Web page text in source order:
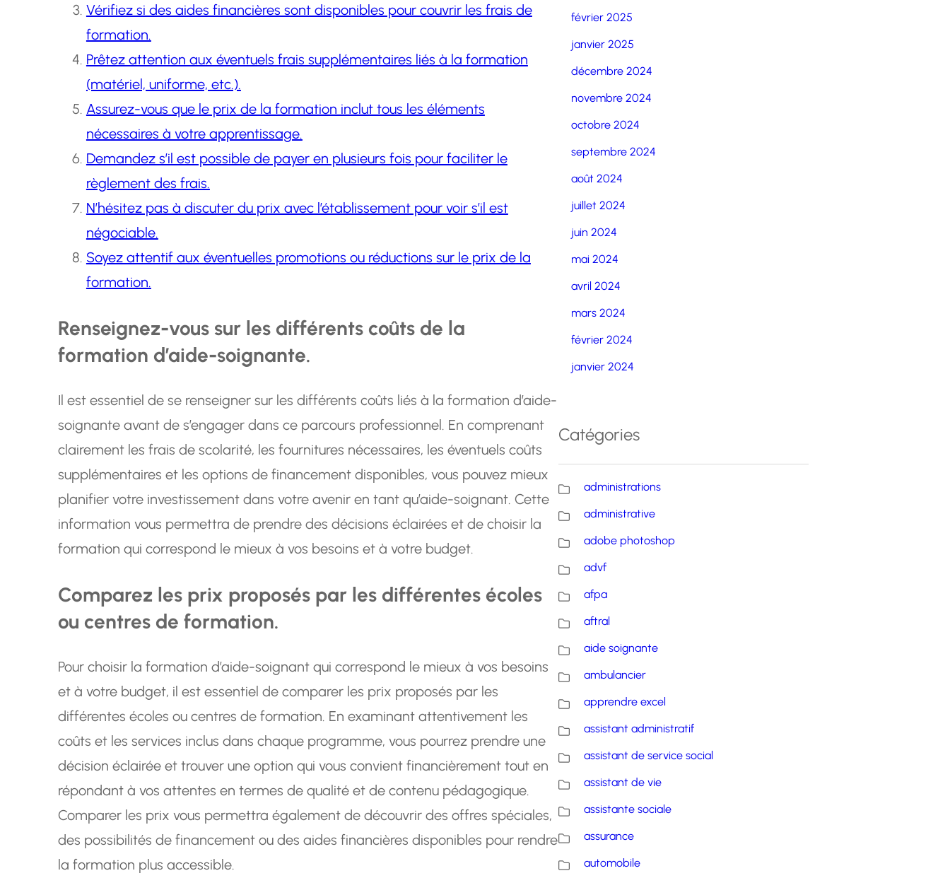
Vérifiez si des aides financières sont disponibles pour couvrir les frais de
formation.
Prêtez attention aux éventuels frais supplémentaires liés à la formation
(matériel, uniforme, etc.).
Assurez-vous que le prix de la formation inclut tous les éléments
nécessaires à votre apprentissage.
Demandez s’il est possible de payer en plusieurs fois pour faciliter le
règlement des frais.
N’hésitez pas à discuter du prix avec l’établissement pour voir s’il est
négociable.
Soyez attentif aux éventuelles promotions ou réductions sur le prix de la
formation.
Renseignez-vous sur les différents coûts de la
formation d’aide-soignante.
Il est essentiel de se renseigner sur les différents coûts liés à la formation d’aide-
soignante avant de s’engager dans ce parcours professionnel. En comprenant
clairement les frais de scolarité, les fournitures nécessaires, les éventuels coûts
supplémentaires et les options de financement disponibles, vous pouvez mieux
planifier votre investissement dans votre avenir en tant qu’aide-soignant. Cette
information vous permettra de prendre des décisions éclairées et de choisir la
formation qui correspond le mieux à vos besoins et à votre budget.
Comparez les prix proposés par les différentes écoles
ou centres de formation.
Pour choisir la formation d’aide-soignant qui correspond le mieux à vos besoins
et à votre budget, il est essentiel de comparer les prix proposés par les
différentes écoles ou centres de formation. En examinant attentivement les
coûts et les services inclus dans chaque programme, vous pourrez prendre une
décision éclairée et trouver une option qui vous convient financièrement tout en
répondant à vos attentes en termes de qualité et de contenu pédagogique.
Comparer les prix vous permettra également de découvrir des offres spéciales,
des possibilités de financement ou des aides financières disponibles pour rendre
la formation plus accessible.
février 2025
janvier 2025
décembre 2024
novembre 2024
octobre 2024
septembre 2024
août 2024
juillet 2024
juin 2024
mai 2024
avril 2024
mars 2024
février 2024
janvier 2024
Catégories
administrations
administrative
adobe photoshop
advf
afpa
aftral
aide soignante
ambulancier
apprendre excel
assistant administratif
assistant de service social
assistant de vie
assistante sociale
assurance
automobile